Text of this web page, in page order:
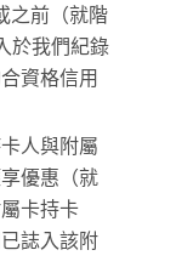
之前（就階
於我們紀錄
資格信用
人與附屬
優惠（就
卡持卡
誌入該附